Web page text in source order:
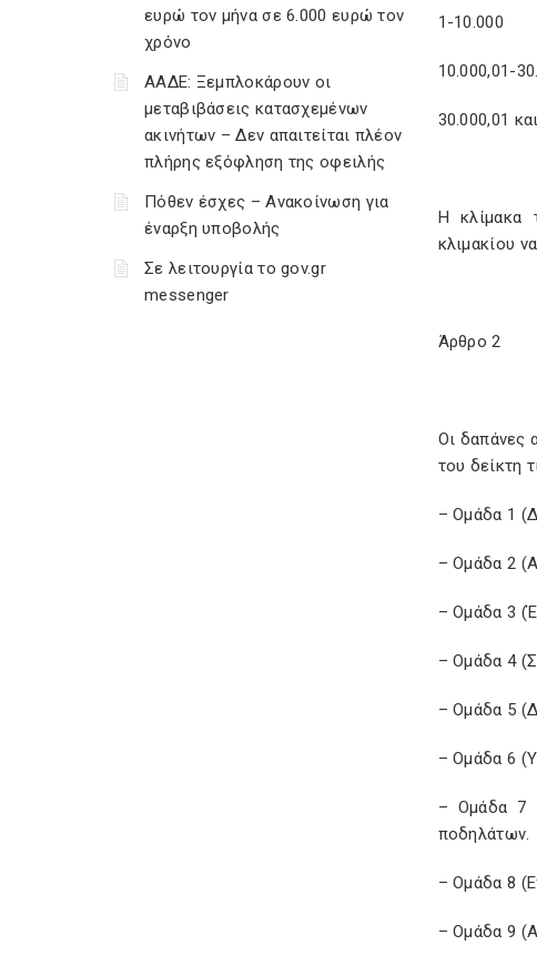
ευρώ τον μήνα σε 6.000 ευρώ τον
χρόνο
ΑΑΔΕ: Ξεμπλοκάρουν οι
μεταβιβάσεις κατασχεμένων
ακινήτων – Δεν απαιτείται πλέον
πλήρης εξόφληση της οφειλής
Πόθεν έσχες – Ανακοίνωση για
έναρξη υποβολής
Σε λειτουργία το gov.gr
messenger
1-
10.000,01-
30.000,01
Η κλίμακα
κλιμακίου
Άρθρο 2
Οι δαπάνες
του δείκτη
– Ομάδα 1
– Ομάδα 2
– Ομάδα 3
– Ομάδα 4
– Ομάδα 5
– Ομάδα 6
– Ομάδα 7
ποδηλάτων.
– Ομάδα 8
– Ομάδα 9